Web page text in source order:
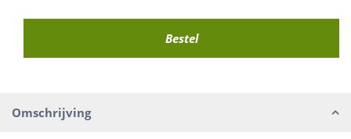
Omschrijving